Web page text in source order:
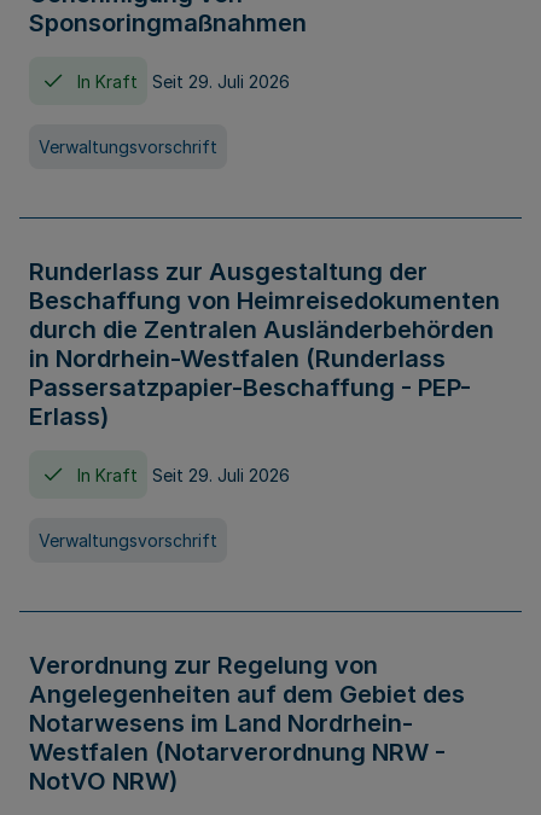
Sponsoringmaßnahmen
In Kraft Seit 29. Juli 2026
Verwaltungsvorschrift
Runderlass zur Ausgestaltung der
Beschaffung von Heimreisedokumenten
durch die Zentralen Ausländerbehörden
in Nordrhein-Westfalen (Runderlass
Passersatzpapier-Beschaffung - PEP-
Erlass)
In Kraft Seit 29. Juli 2026
Verwaltungsvorschrift
Verordnung zur Regelung von
Angelegenheiten auf dem Gebiet des
Notarwesens im Land Nordrhein-
Westfalen (Notarverordnung NRW -
NotVO NRW)